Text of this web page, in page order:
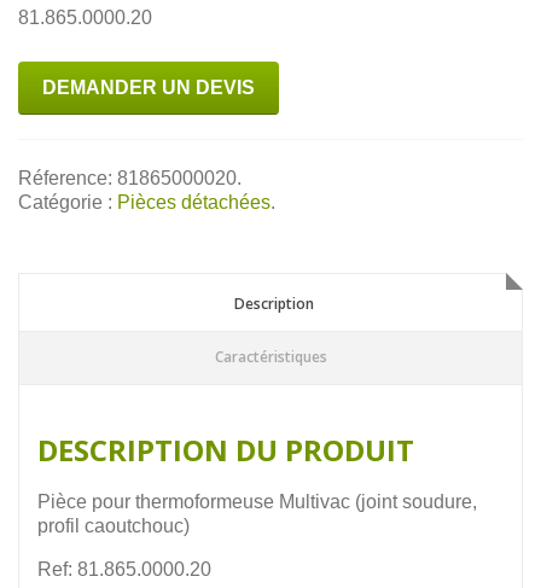
81.865.0000.20
DEMANDER UN DEVIS
Réference: 81865000020.
Catégorie : Pièces détachées.
Description
Description
Caractéristiques
DESCRIPTION DU PRODUIT
Pièce pour thermoformeuse Multivac (joint soudure,
profil caoutchouc)
Ref: 81.865.0000.20